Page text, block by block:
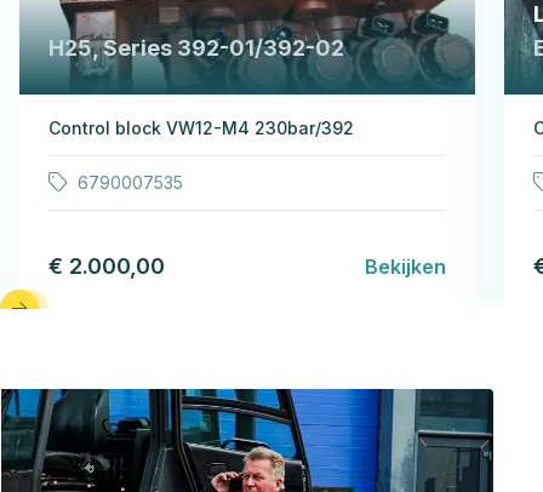
H25, Series 392-01/392-02
Control block VW12-M4 230bar/392
6790007535
€ 2.000,00 Bekijken